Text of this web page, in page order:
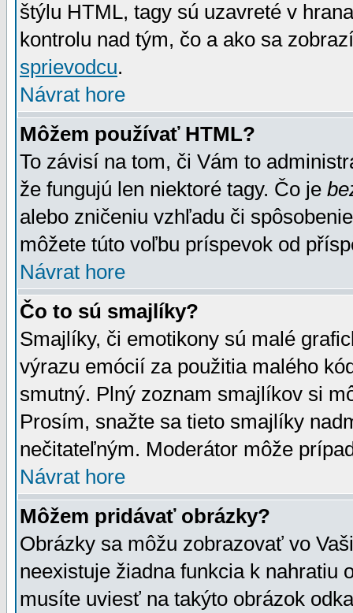
štýlu HTML, tagy sú uzavreté v
kontrolu nad tým, čo a ako sa
sprievodcu.
Návrat hore
Môžem používať HTML?
To závisí na tom, či Vám to
že fungujú len niektoré tagy. Čo je
alebo zničeniu vzhľadu či
môžete túto voľbu príspevok od
Návrat hore
Čo to sú smajlíky?
Smajlíky, či emotikony sú malé
výrazu emócií za použitia malého
smutný. Plný zoznam smajlíkov si
Prosím, snažte sa tieto smajlíky
nečitateľným. Moderátor môže
Návrat hore
Môžem pridávať obrázky?
Obrázky sa môžu zobrazovať vo
neexistuje žiadna funkcia k nahratiu
musíte uviesť na takýto obrázok